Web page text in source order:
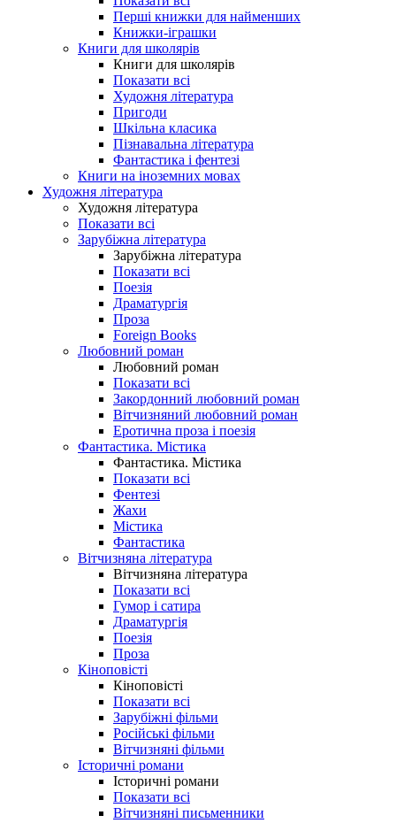
Перші книжки для найменших
Книжки-іграшки
Книги для школярів
Книги для школярів
Показати всі
Художня література
Пригоди
Шкільна класика
Пізнавальна література
Фантастика і фентезі
Книги на іноземних мовах
Художня література
Художня література
Показати всі
Зарубіжна література
Зарубіжна література
Показати всі
Поезія
Драматургія
Проза
Foreign Books
Любовний роман
Любовний роман
Показати всі
Закордонний любовний роман
Вітчизняний любовний роман
Еротична проза і поезія
Фантастика. Містика
Фантастика. Містика
Показати всі
Фентезі
Жахи
Містика
Фантастика
Вітчизняна література
Вітчизняна література
Показати всі
Гумор і сатира
Драматургія
Поезія
Проза
Кіноповісті
Кіноповісті
Показати всі
Зарубіжні фільми
Російські фільми
Вітчизняні фільми
Історичні романи
Історичні романи
Показати всі
Вітчизняні письменники